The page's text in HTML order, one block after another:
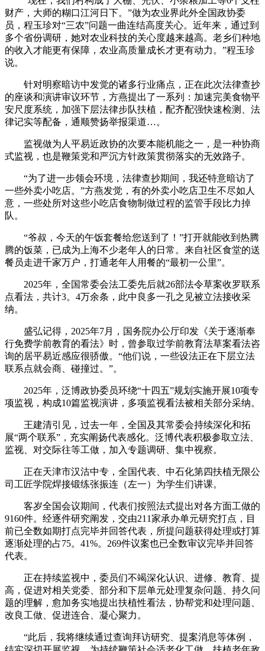
财产，大师的糊口江河日下。”做为农业界此外全国政协委
员，程玉珍对“三农”问题一曲连结高度关心。近年来，通过到
多个省份调研，她对农业科技的关心度越来越高。老乡们种地
的收入才能更有保障，农业高质量成长才更有动力。”程玉珍
说。
针对明察暗访中发觉的诸多行业痛点，正在此次法律查抄
的座谈和演讲审议环节，方燕提出了一系列：加速完美食物平
安尺度系统，加强下层法律步队扶植，配齐配强快速检测、法
律记实等配备，通顺赞扬举报渠道…。
监视做为人平易近政协的次要本能机能之一，是一种协商
式监视，也是鞭策党和严沉方针政策贯彻落实的无效路子。
“为了进一步领会环境，法律查抄期间，我还特意暗访了
一些外卖小吃店。”方燕发觉，有的外卖小吃店卫生不尽如人
意，一些处所对这些小吃店食物制做过程的监管手段比力掉
队。
“爷叔，今天的午饭套餐给您送到了！”打开就能收到热腾
腾的饭菜，已成为上海不少老年人的日常。来自社区食堂的送
餐员走进千家万户，打通老年人用餐的“最初一公里”。
2025年，全国常委会法工委先后就26部法令草案收罗联系
点看法，共计3。4万余条，此中良多一孔之见被立法接收采
纳。
盛弘记得，2025年7月，国务院办公厅印发《关于逐渐奉
行免费学前教育的看法》时，曾参取过学前教育法草案看法咨
询的居平易近感应很骄傲。“他们说，一些设法正在下层立法
联系点就会商、碰撞过。”。
2025年，泛博政协委员环绕“十四五”规划实施开展10项专
项监视，构成10篇监视演讲，多项监视看法被相关部分采纳。
王建清引见，过去一年，全国及其常委会持续深化和拓
展“两个联系”，充实阐扬代表感化。泛博代表积极参取立法、
监视、对交际往等工做，加入专题调研、集中视察。
正在天津市汉沽中专，全国代表、中石化第四扶植无限公
司工匠学院焊接锻练张振连（左一）为学生们讲课。
客岁全国会议期间，代表们按照法式提出对各方面工做的
9160件。经逐件研究阐发，交由211家承办单元研究打点，目
前已全数如期打点完毕并回答代表，所提问题获得处理或打算
逐渐处理的占75。41%。269件议案也已全数审议完毕并回答
代表。
正在持续监视中，委员们不竭深化认识、进修、教育、提
高，促进对相关党委、部分和下层单元处理复杂问题、持久问
题的理解，愈加务实地提出扶植性看法，协帮党和处理问题、
改良工做、促进连合、凝心聚力。
“此后，我将继续通过查询拜访研究、提案消息等体例，